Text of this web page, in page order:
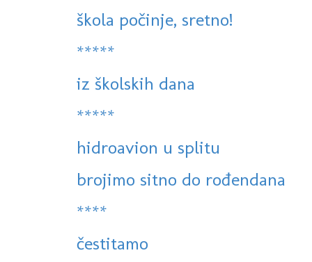
škola počinje, sretno!
*****
iz školskih dana
*****
hidroavion u splitu
brojimo sitno do rođendana
****
čestitamo